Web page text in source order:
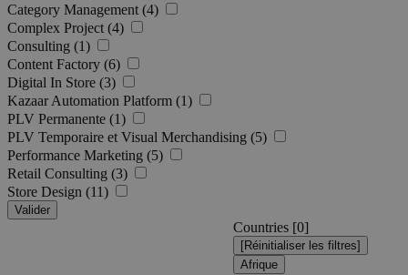
Category Management (4)
Complex Project (4)
Consulting (1)
Content Factory (6)
Digital In Store (3)
Kazaar Automation Platform (1)
PLV Permanente (1)
PLV Temporaire et Visual Merchandising (5)
Performance Marketing (5)
Retail Consulting (3)
Store Design (11)
Valider
Countries [0]
Afrique